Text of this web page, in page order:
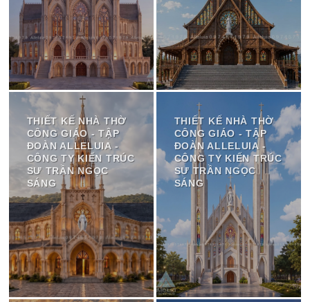
THIẾT KẾ NHÀ THỜ
CÔNG GIÁO - TẬP
ĐOÀN ALLELUIA -
CÔNG TY KIẾN TRÚC
SƯ TRẦN NGỌC
SÁNG
THIẾT KẾ NHÀ THỜ
CÔNG GIÁO - TẬP
ĐOÀN ALLELUIA -
CÔNG TY KIẾN TRÚC
SƯ TRẦN NGỌC
SÁNG